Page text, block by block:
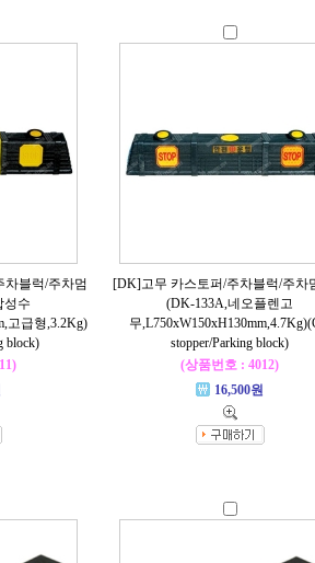
차블럭/주차멈
성수
고급형,3.2Kg)
block)
[DK]고무 카스토퍼/주차블럭/주차
(DK-133A,네오플렌고
무
stopper/Parking block)
(상품번호 : 4012)
16,500원